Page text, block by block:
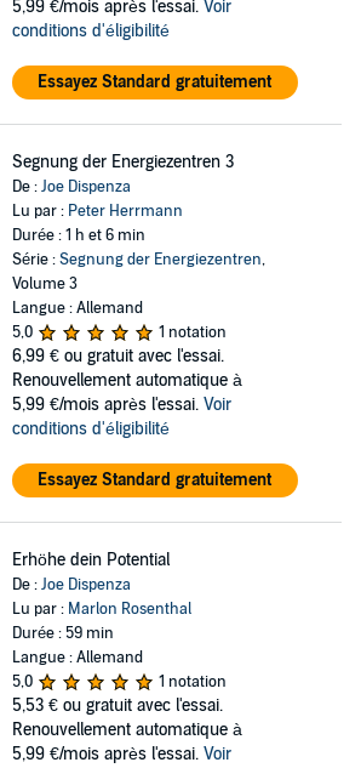
5,99 €/mois après l'essai. Voir
conditions d'éligibilité
Essayez Standard gratuitement
Segnung der Energiezentren 3
De :Joe Dispenza
Lu par : Peter Herrmann
Durée : 1 h et 6 min
Série :Segnung der Energiezentren,
Volume 3
Langue : Allemand
5,0
1 notation
6,99 € ou gratuit avec l'essai.
Renouvellement automatique à
5,99 €/mois après l'essai. Voir
conditions d'éligibilité
Essayez Standard gratuitement
Erhöhe dein Potential
De :Joe Dispenza
Lu par : Marlon Rosenthal
Durée : 59 min
Langue : Allemand
5,0
1 notation
5,53 € ou gratuit avec l'essai.
Renouvellement automatique à
5,99 €/mois après l'essai. Voir